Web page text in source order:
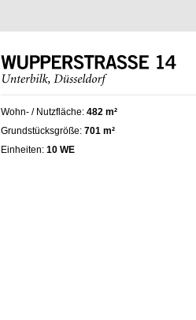
Wohn- / Nutzfläche: 482 m²
Grundstücksgröße: 701 m²
Einheiten: 10 WE